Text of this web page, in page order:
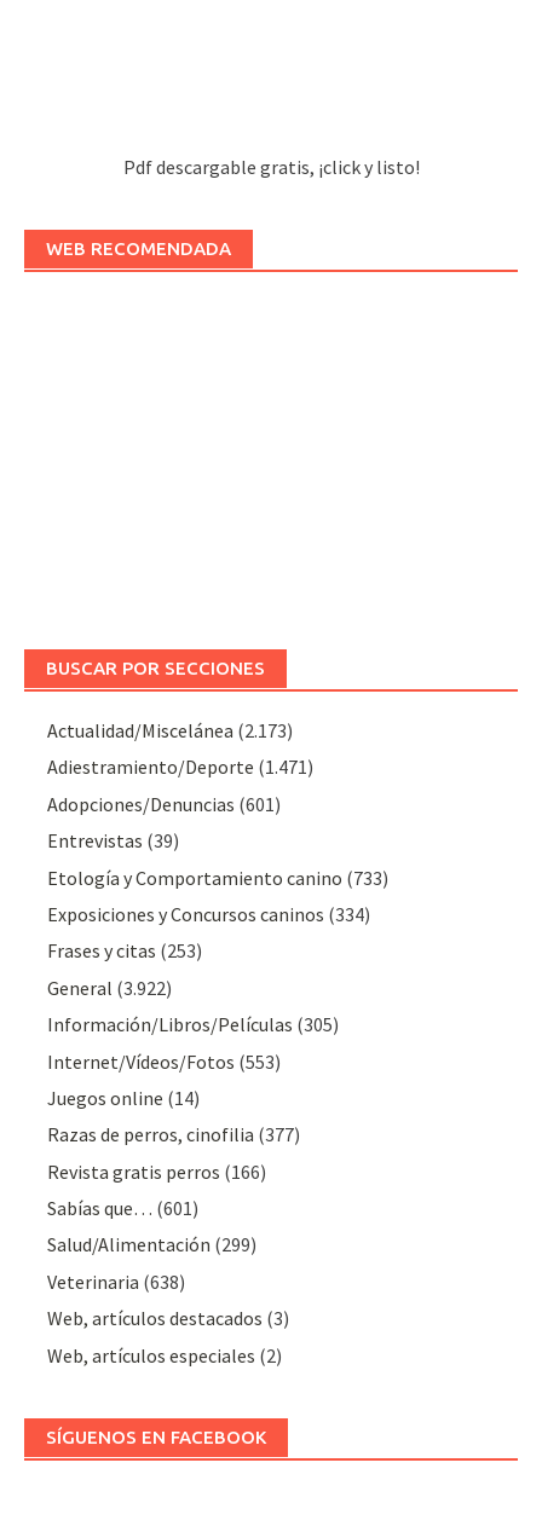
Pdf descargable gratis, ¡click y listo!
WEB RECOMENDADA
BUSCAR POR SECCIONES
Actualidad/Miscelánea (2.173)
Adiestramiento/Deporte (1.471)
Adopciones/Denuncias (601)
Entrevistas (39)
Etología y Comportamiento canino (733)
Exposiciones y Concursos caninos (334)
Frases y citas (253)
General (3.922)
Información/Libros/Películas (305)
Internet/Vídeos/Fotos (553)
Juegos online (14)
Razas de perros, cinofilia (377)
Revista gratis perros (166)
Sabías que… (601)
Salud/Alimentación (299)
Veterinaria (638)
Web, artículos destacados (3)
Web, artículos especiales (2)
SÍGUENOS EN FACEBOOK